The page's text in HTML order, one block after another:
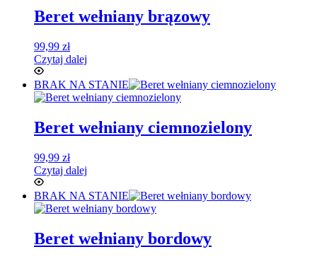
Beret wełniany brązowy
99,99 zł
Czytaj dalej
BRAK NA STANIE
Beret wełniany ciemnozielony
99,99 zł
Czytaj dalej
BRAK NA STANIE
Beret wełniany bordowy